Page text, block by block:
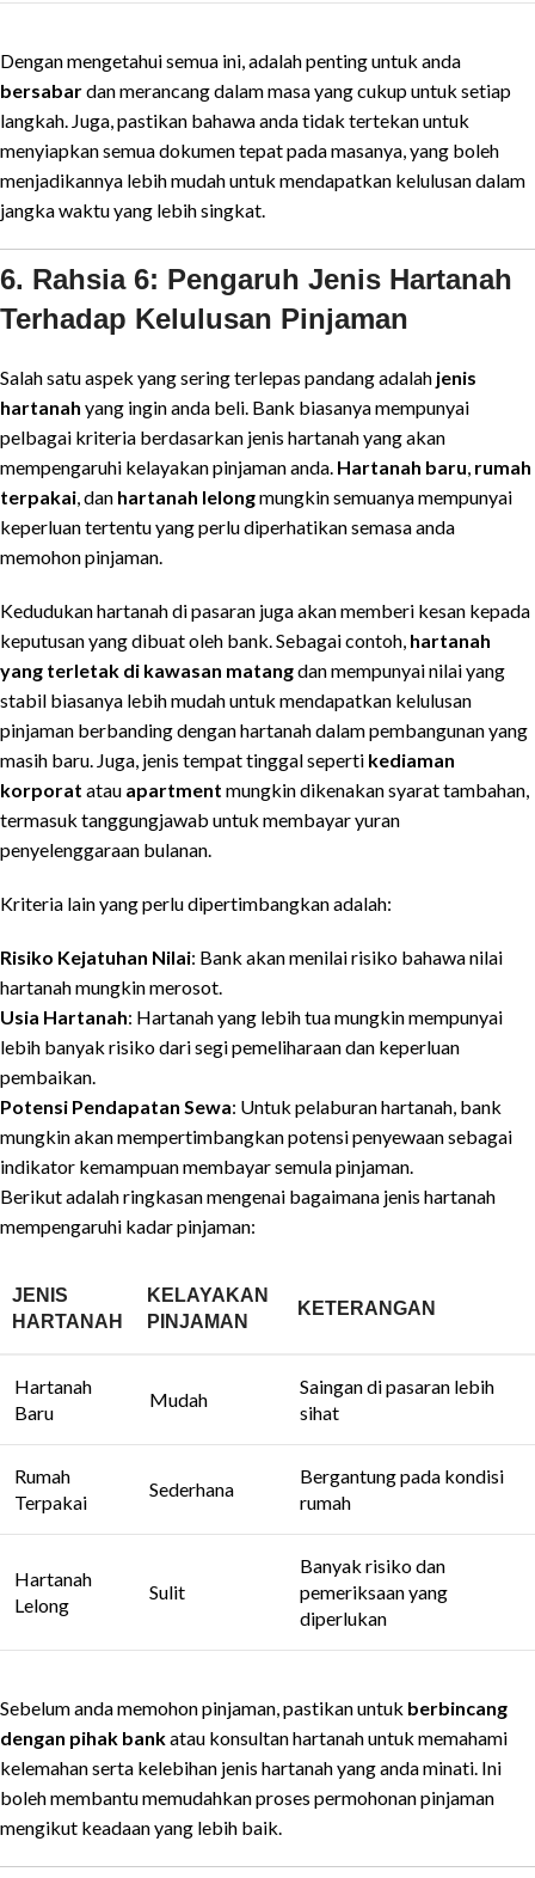
Dengan mengetahui semua ini, adalah penting untuk anda
bersabardan merancang dalam masa yang cukup untuk setiap
langkah. Juga, pastikan bahawa anda tidak tertekan untuk
menyiapkan semua dokumen tepat pada masanya, yang boleh
menjadikannya lebih mudah untuk mendapatkan kelulusan dalam
jangka waktu yang lebih singkat.
6. Rahsia 6: Pengaruh Jenis Hartanah
Terhadap Kelulusan Pinjaman
Salah satu aspek yang sering terlepas pandang adalah jenis
hartanah yang ingin anda beli. Bank biasanya mempunyai
pelbagai kriteria berdasarkan jenis hartanah yang akan
mempengaruhi kelayakan pinjaman anda. Hartanah baru rumah
terpakai , dan hartanah lelongmungkin semuanya mempunyai
keperluan tertentu yang perlu diperhatikan semasa anda
memohon pinjaman.
Kedudukan hartanah di pasaran juga akan memberi kesan kepada
keputusan yang dibuat oleh bank. Sebagai contoh, hartanah
yang terletak di kawasan matangdan mempunyai nilai yang
stabil biasanya lebih mudah untuk mendapatkan kelulusan
pinjaman berbanding dengan hartanah dalam pembangunan yang
masih baru. Juga, jenis tempat tinggal seperti kediaman
korporat atau apartment mungkin dikenakan syarat tambahan,
termasuk tanggungjawab untuk membayar yuran
penyelenggaraan bulanan.
Kriteria lain yang perlu dipertimbangkan adalah:
Risiko Kejatuhan Nilai: Bank akan menilai risiko bahawa nilai
hartanah mungkin merosot.
Usia Hartanah: Hartanah yang lebih tua mungkin mempunyai
lebih banyak risiko dari segi pemeliharaan dan keperluan
pembaikan.
Potensi Pendapatan Sewa: Untuk pelaburan hartanah, bank
mungkin akan mempertimbangkan potensi penyewaan sebagai
indikator kemampuan membayar semula pinjaman.
Berikut adalah ringkasan mengenai bagaimana jenis hartanah
mempengaruhi kadar pinjaman:
JENIS
HARTANAH
KELAYAKAN
PINJAMAN
KETERANGAN
Hartanah
Baru
Mudah
Saingan di pasaran lebih
sihat
Rumah
Terpakai
Sederhana
Bergantung pada kondisi
rumah
Hartanah
Lelong
Sulit
Banyak risiko dan
pemeriksaan yang
diperlukan
Sebelum anda memohon pinjaman, pastikan untuk berbincang
dengan pihak bankatau konsultan hartanah untuk memahami
kelemahan serta kelebihan jenis hartanah yang anda minati. Ini
boleh membantu memudahkan proses permohonan pinjaman
mengikut keadaan yang lebih baik.